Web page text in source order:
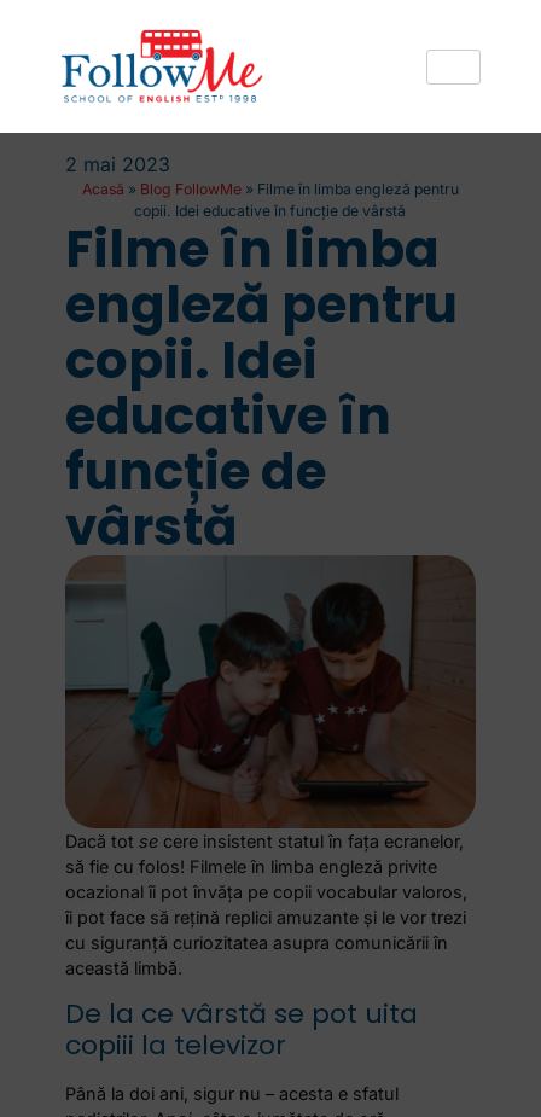
2 mai 2023
Acasă » Blog FollowMe» Filme în limba engleză pentru
copii. Idei educative în funcție de vârstă
Filme în limba
engleză pentru
copii. Idei
educative în
funcție de
vârstă
Dacă totse cere insistent statul în fața ecranelor,
să fie cu folos! Filmele în limba engleză privite
ocazional îi pot învăța pe copii vocabular valoros,
îi pot face să rețină replici amuzante și le vor trezi
cu siguranță curiozitatea asupra comunicării în
această limbă.
De la ce vârstă se pot uita
copiii la televizor
Până la doi ani, sigur nu – acesta e sfatul